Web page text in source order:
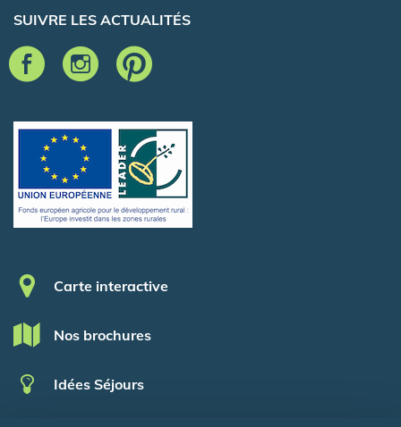
SUIVRE LES ACTUALITÉS
Pied de page
Carte interactive
Nos brochures
Idées Séjours